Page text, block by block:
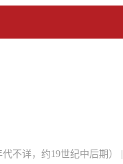
不详，约19世纪中后期